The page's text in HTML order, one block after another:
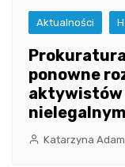
Aktualności
ponowne
aktywistów
Katarzyna